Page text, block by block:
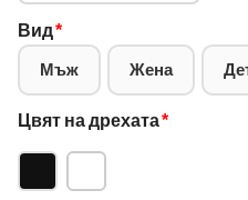
Вид*
Мъж Жена
Цвят на дрехата*